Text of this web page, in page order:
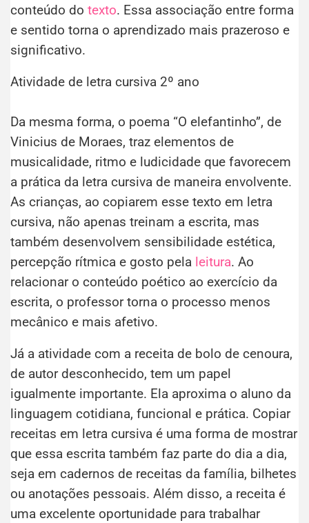
conteúdo do texto. Essa associação entre forma
e sentido torna o aprendizado mais prazeroso e
significativo.
Atividade de letra cursiva 2º ano
Da mesma forma, o poema “O elefantinho”, de
Vinicius de Moraes, traz elementos de
musicalidade, ritmo e ludicidade que favorecem
a prática da letra cursiva de maneira envolvente.
As crianças, ao copiarem esse texto em letra
cursiva, não apenas treinam a escrita, mas
também desenvolvem sensibilidade estética,
percepção rítmica e gosto pela leitura. Ao
relacionar o conteúdo poético ao exercício da
escrita, o professor torna o processo menos
mecânico e mais afetivo.
Já a atividade com a receita de bolo de cenoura,
de autor desconhecido, tem um papel
igualmente importante. Ela aproxima o aluno da
linguagem cotidiana, funcional e prática. Copiar
receitas em letra cursiva é uma forma de mostrar
que essa escrita também faz parte do dia a dia,
seja em cadernos de receitas da família, bilhetes
ou anotações pessoais. Além disso, a receita é
uma excelente oportunidade para trabalhar